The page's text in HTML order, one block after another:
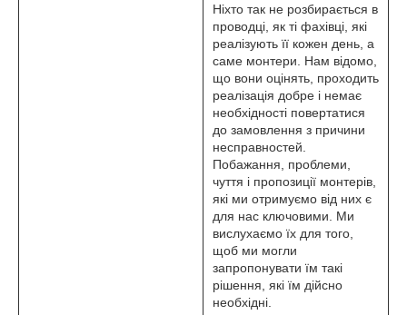
Ніхто так не розбирається в
проводці, як ті фахівці, які
реалізують її кожен день, а
саме монтери. Нам відомо,
що вони оцінять, проходить
реалізація добре і немає
необхідності повертатися
до замовлення з причини
несправностей.
Побажання, проблеми,
чуття і пропозиції монтерів,
які ми отримуємо від них є
для нас ключовими. Ми
вислухаємо їх для того,
щоб ми могли
запропонувати їм такі
рішення, які їм дійсно
необхідні.